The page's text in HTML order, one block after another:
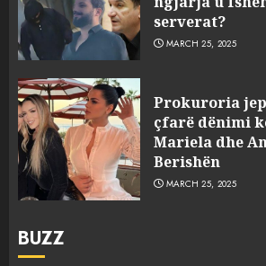
serverat?
MARCH 25, 2025
Prokuroria
çfarë dënimi
Mariela dhe
Berishën
MARCH 25, 2025
BUZZ